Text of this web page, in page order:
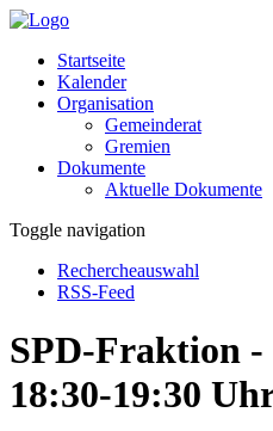
Startseite
Kalender
Organisation
Gemeinderat
Gremien
Dokumente
Aktuelle Dokumente
Toggle navigation
Rechercheauswahl
RSS-Feed
SPD-Fraktion -
18:30-19:30